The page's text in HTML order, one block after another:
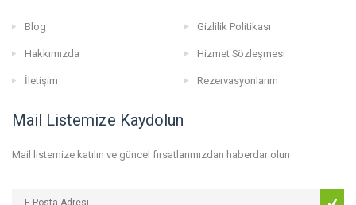
Blog Gizlilik Politikası
Hakkımızda Hizmet Sözleşmesi
İletişim Rezervasyonlarım
Mail Listemize Kaydolun
Mail listemize katılın ve güncel fırsatlarımızdan haberdar olun